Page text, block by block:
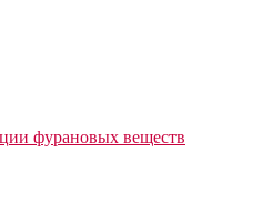
фурановых веществ